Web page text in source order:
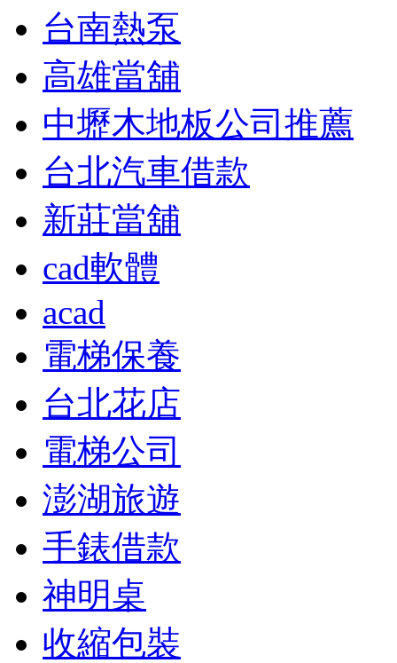
台南熱泵
高雄當舖
中壢木地板公司推薦
台北汽車借款
新莊當舖
cad軟體
acad
電梯保養
台北花店
電梯公司
澎湖旅遊
手錶借款
神明桌
收縮包裝